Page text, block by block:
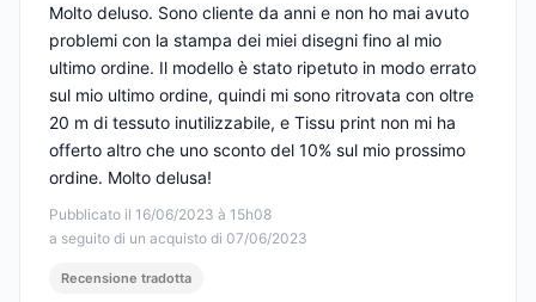
Pubblicato il 16/06/2023 à 15h08
a seguito di un acquisto di 07/06/2023
Molto deluso. Sono cliente da anni e non ho mai avuto
problemi con la stampa dei miei disegni fino al mio
ultimo ordine. Il modello è stato ripetuto in modo errato
sul mio ultimo ordine, quindi mi sono ritrovata con oltre
20 m di tessuto inutilizzabile, e Tissu print non mi ha
offerto altro che uno sconto del 10% sul mio prossimo
ordine. Molto delusa!
Recensione tradotta